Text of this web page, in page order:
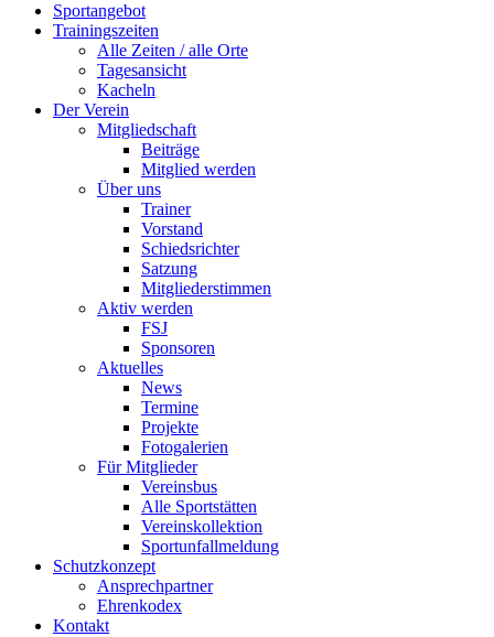
Sportangebot
Trainingszeiten
Alle Zeiten / alle Orte
Tagesansicht
Kacheln
Der Verein
Mitgliedschaft
Beiträge
Mitglied werden
Über uns
Trainer
Vorstand
Schiedsrichter
Satzung
Mitgliederstimmen
Aktiv werden
FSJ
Sponsoren
Aktuelles
News
Termine
Projekte
Fotogalerien
Für Mitglieder
Vereinsbus
Alle Sportstätten
Vereinskollektion
Sportunfallmeldung
Schutzkonzept
Ansprechpartner
Ehrenkodex
Kontakt